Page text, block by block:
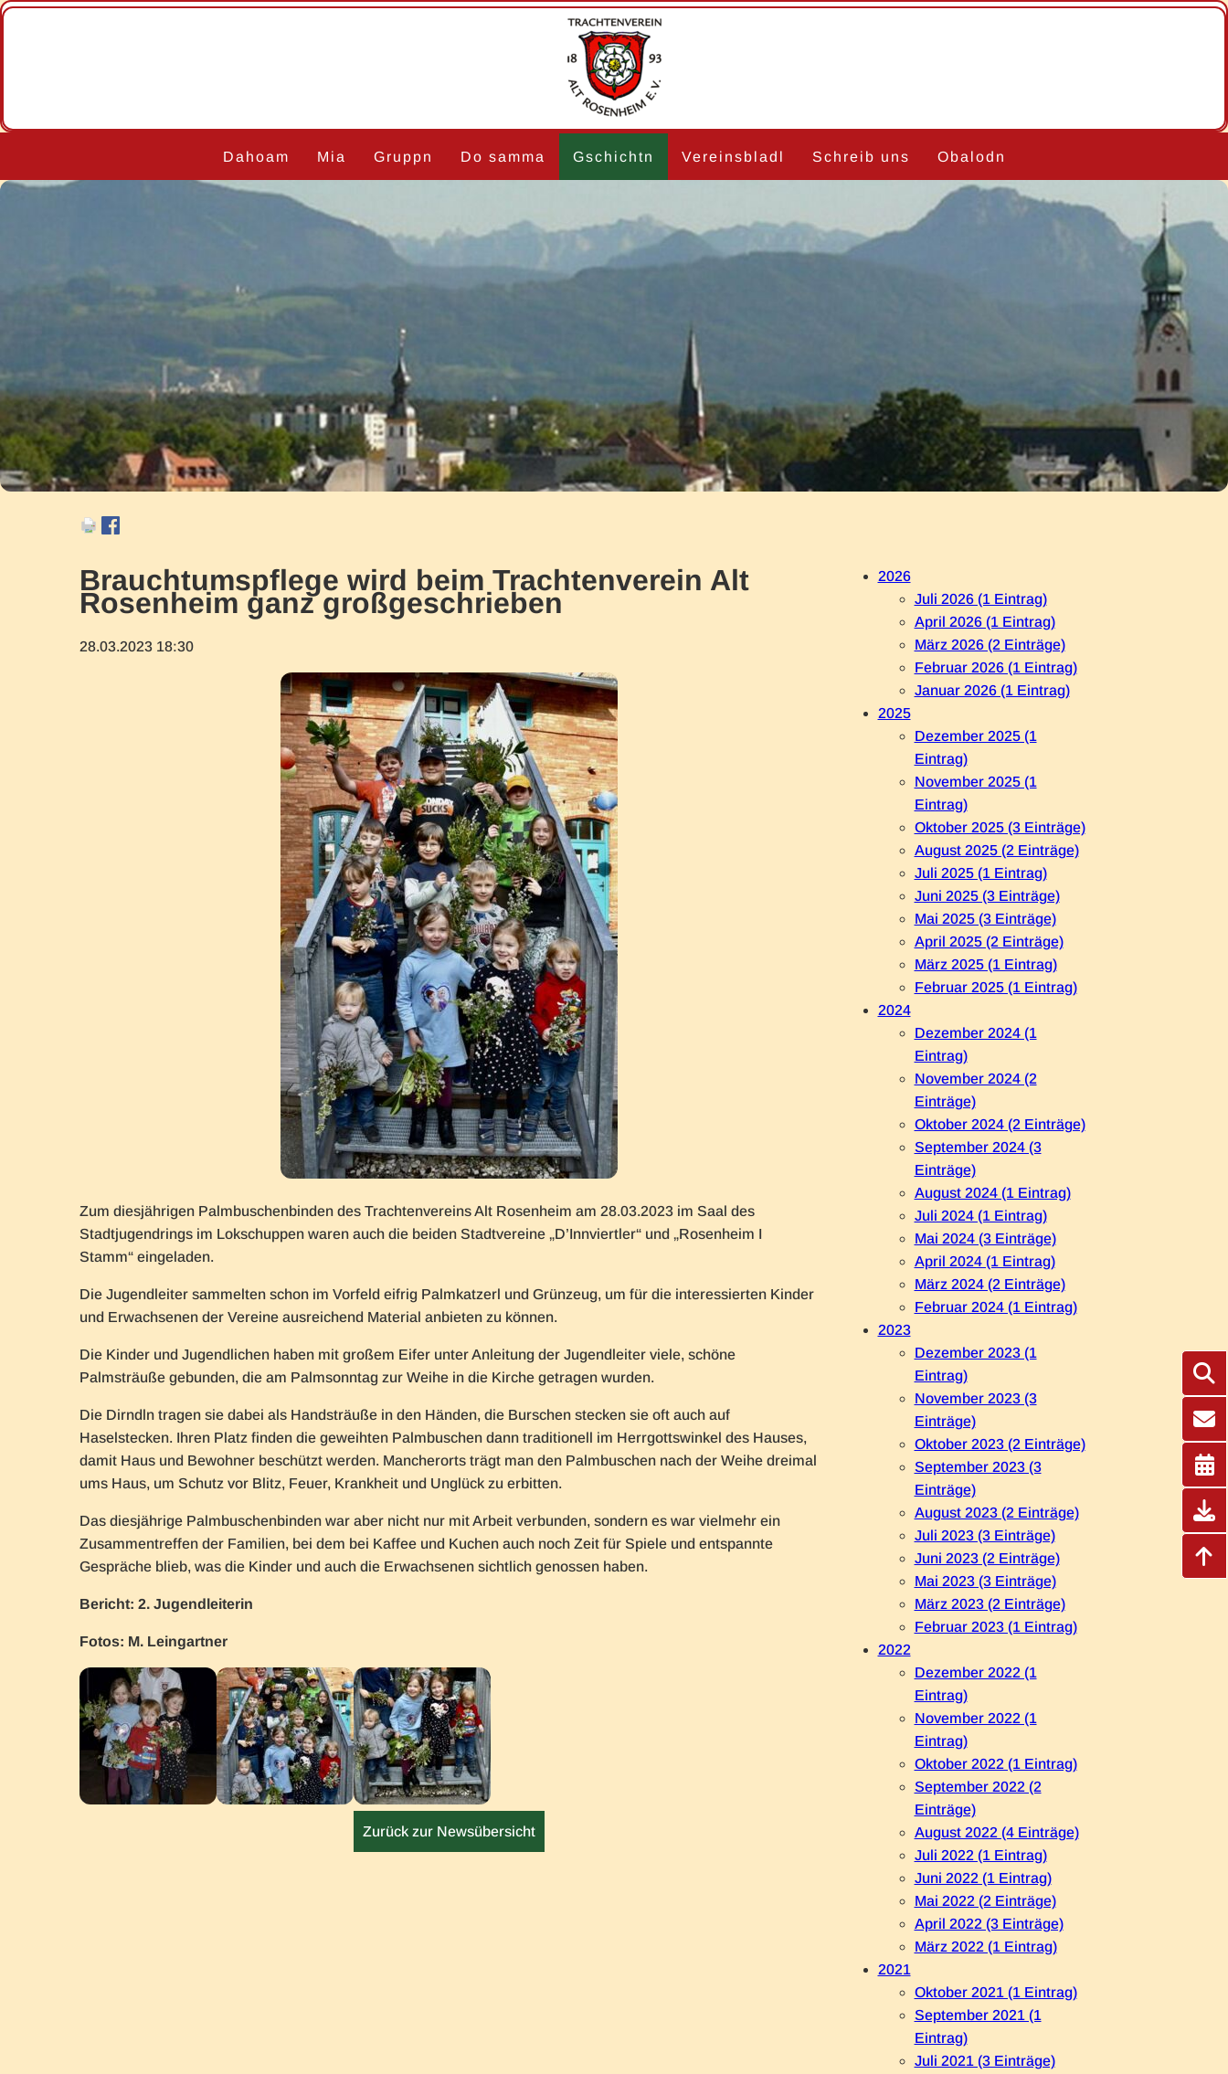
Dahoam Mia Gruppn Do samma Gschichtn Vereinsbladl Schreib uns Obalodn
Brauchtumspflege wird beim Trachtenverein Alt
Rosenheim ganz großgeschrieben
28.03.2023 18:30
Zum diesjährigen Palmbuschenbinden des Trachtenvereins Alt Rosenheim am 28.03.2023 im Saal des
Stadtjugendrings im Lokschuppen waren auch die beiden Stadtvereine „D’Innviertler“ und „Rosenheim I
Stamm“ eingeladen.
Die Jugendleiter sammelten schon im Vorfeld eifrig Palmkatzerl und Grünzeug, um für die interessierten Kinder
und Erwachsenen der Vereine ausreichend Material anbieten zu können.
Die Kinder und Jugendlichen haben mit großem Eifer unter Anleitung der Jugendleiter viele, schöne
Palmsträuße gebunden, die am Palmsonntag zur Weihe in die Kirche getragen wurden.
Die Dirndln tragen sie dabei als Handsträuße in den Händen, die Burschen stecken sie oft auch auf
Haselstecken. Ihren Platz finden die geweihten Palmbuschen dann traditionell im Herrgottswinkel des Hauses,
damit Haus und Bewohner beschützt werden. Mancherorts trägt man den Palmbuschen nach der Weihe dreimal
ums Haus, um Schutz vor Blitz, Feuer, Krankheit und Unglück zu erbitten.
Das diesjährige Palmbuschenbinden war aber nicht nur mit Arbeit verbunden, sondern es war vielmehr ein
Zusammentreffen der Familien, bei dem bei Kaffee und Kuchen auch noch Zeit für Spiele und entspannte
Gespräche blieb, was die Kinder und auch die Erwachsenen sichtlich genossen haben.
Bericht: 2. Jugendleiterin
Fotos: M. Leingartner
Zurück zur Newsübersicht
2026
Juli 2026 (1 Eintrag)
April 2026 (1 Eintrag)
März 2026 (2 Einträge)
Februar 2026 (1 Eintrag)
Januar 2026 (1 Eintrag)
2025
Dezember 2025 (1
Eintrag)
November 2025 (1
Eintrag)
Oktober 2025 (3 Einträge)
August 2025 (2 Einträge)
Juli 2025 (1 Eintrag)
Juni 2025 (3 Einträge)
Mai 2025 (3 Einträge)
April 2025 (2 Einträge)
März 2025 (1 Eintrag)
Februar 2025 (1 Eintrag)
2024
Dezember 2024 (1
Eintrag)
November 2024 (2
Einträge)
Oktober 2024 (2 Einträge)
September 2024 (3
Einträge)
August 2024 (1 Eintrag)
Juli 2024 (1 Eintrag)
Mai 2024 (3 Einträge)
April 2024 (1 Eintrag)
März 2024 (2 Einträge)
Februar 2024 (1 Eintrag)
2023
Dezember 2023 (1
Eintrag)
November 2023 (3
Einträge)
Oktober 2023 (2 Einträge)
September 2023 (3
Einträge)
August 2023 (2 Einträge)
Juli 2023 (3 Einträge)
Juni 2023 (2 Einträge)
Mai 2023 (3 Einträge)
März 2023 (2 Einträge)
Februar 2023 (1 Eintrag)
2022
Dezember 2022 (1
Eintrag)
November 2022 (1
Eintrag)
Oktober 2022 (1 Eintrag)
September 2022 (2
Einträge)
August 2022 (4 Einträge)
Juli 2022 (1 Eintrag)
Juni 2022 (1 Eintrag)
Mai 2022 (2 Einträge)
April 2022 (3 Einträge)
März 2022 (1 Eintrag)
2021
Oktober 2021 (1 Eintrag)
September 2021 (1
Eintrag)
Juli 2021 (3 Einträge)